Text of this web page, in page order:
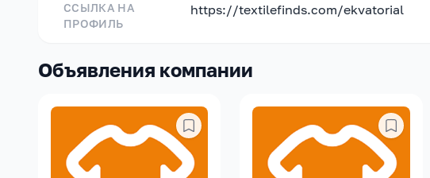
ССЫЛКА НА
ПРОФИЛЬ
https://textilefinds.com/ekvatorial
Объявления компании